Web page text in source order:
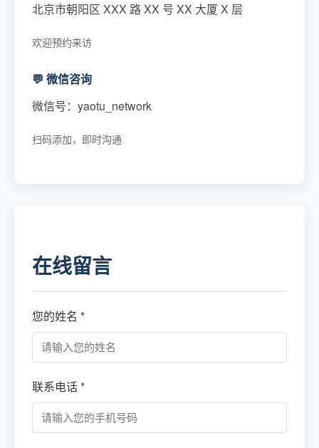
北京市朝阳区 XXX 路 XX 号 XX 大厦 X 层
欢迎预约来访
💬 微信咨询
微信号：yaotu_network
扫码添加，即时沟通
在线留言
您的姓名 *
联系电话 *